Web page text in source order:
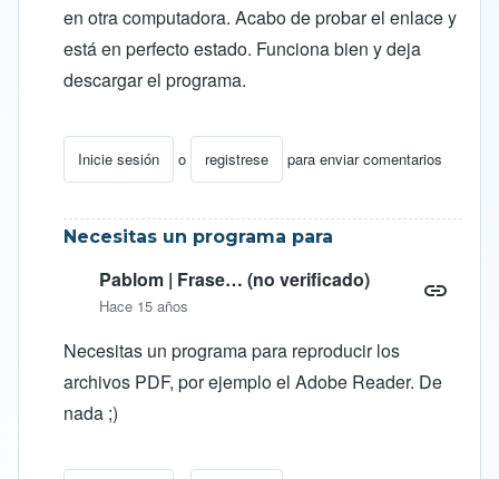
en otra computadora. Acabo de probar el enlace y
está en perfecto estado. Funciona bien y deja
descargar el programa.
Inicie sesión o registrese para enviar comentarios
En respuesta a APASTYLE porLUIS GERMAN (no
Necesitas un programa para
Pablom | Frase… (no verificado)
Hace 15 años
Necesitas un programa para reproducir los
archivos PDF, por ejemplo el Adobe Reader. De
nada ;)